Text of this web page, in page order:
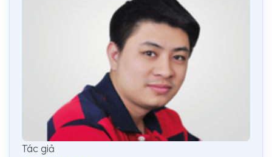
Tác giả